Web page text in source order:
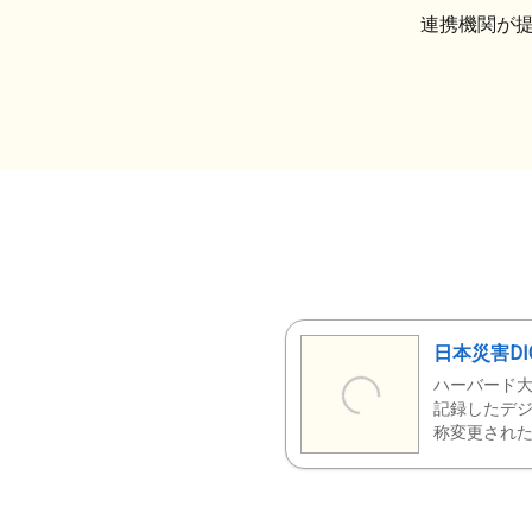
連携機関が
日本災害
ハーバード
記録したデ
称変更された